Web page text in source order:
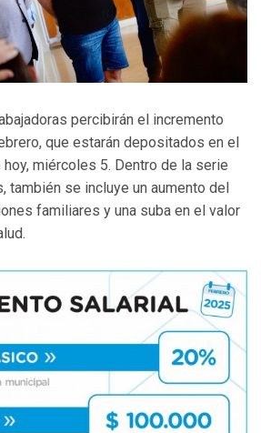
percibirán el incremento
que estarán depositados en el
miércoles 5. Dentro de la serie
también se incluye un aumento del
familiares y una suba en el valor